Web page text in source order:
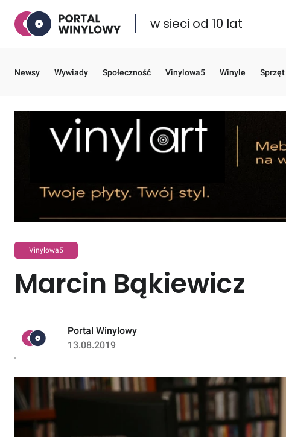
w sieci od 10 lat
Newsy Wywiady Społeczność Vinylowa5 Winyle Sprzęt
Vinylowa5
Marcin Bąkiewicz
Portal Winylowy
13.08.2019